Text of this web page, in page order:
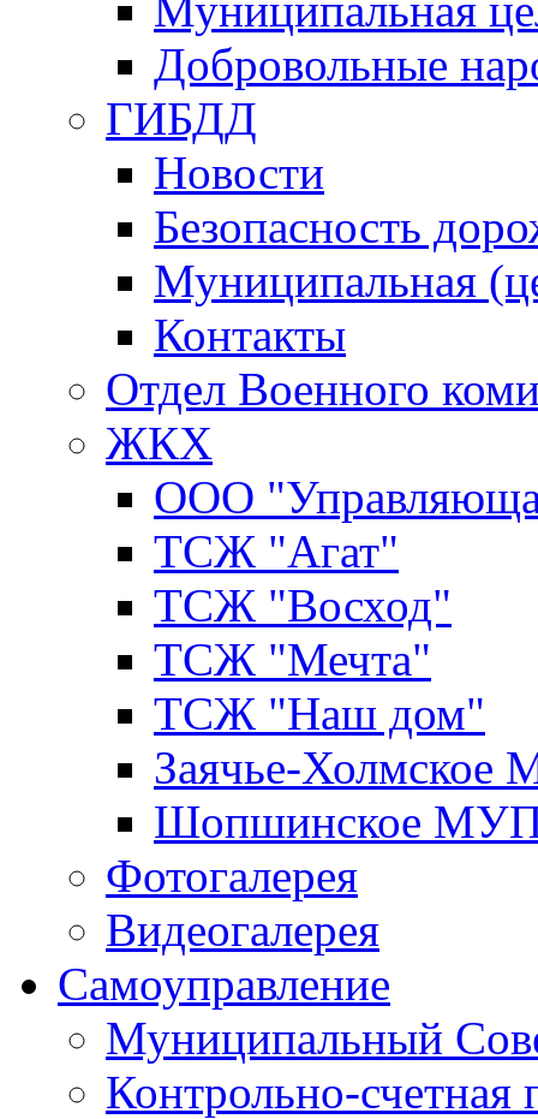
Добровольные
ГИБДД
Новости
Безопасность
Муниципальная
Контакты
Отдел Военного
ЖКХ
ООО
ТСЖ "Агат"
ТСЖ "Восход"
ТСЖ "Мечта"
ТСЖ "Наш дом"
Заячье-
Шопшинское
Фотогалерея
Видеогалерея
Самоуправление
Муниципальный
Контрольно-счетная